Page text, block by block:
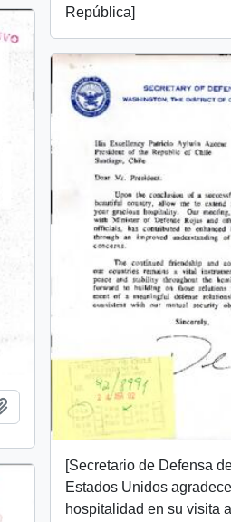
República]
Añadir al portapapeles
[Secretario de Defensa
Estados Unidos agradece
hospitalidad en su visita